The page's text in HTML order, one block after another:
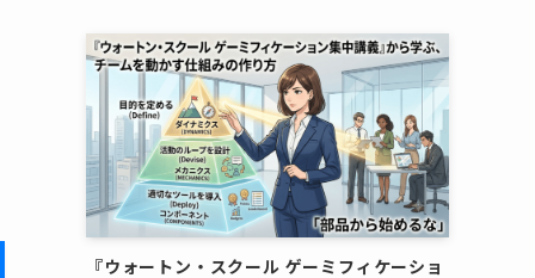
『ウォートン・スクール ゲーミフィケーショ